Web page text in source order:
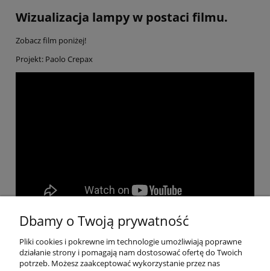
Wizualizacja lampy w postaci filmu.
Zobacz film poniżej!
Projekt: Paolo Crepax
Pomoc
Dbamy o Twoją prywatność
Pliki cookies i pokrewne im technologie umożliwiają poprawne
działanie strony i pomagają nam dostosować ofertę do Twoich
potrzeb. Możesz zaakceptować wykorzystanie przez nas